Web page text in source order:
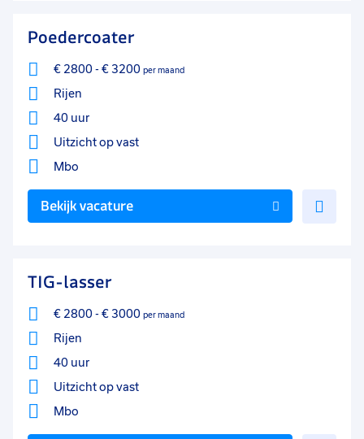
Poedercoater
€ 2800- € 3200 per maand
Rijen
40 uur
Uitzicht op vast
Mbo
Bekijk vacature
TIG-lasser
€ 2800- € 3000 per maand
Rijen
40 uur
Uitzicht op vast
Mbo